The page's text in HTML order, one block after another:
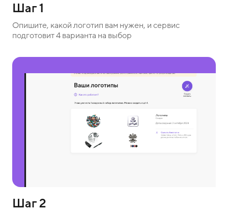
Шаг 1
Опишите, какой логотип вам нужен, и сервис
подготовит 4 варианта на выбор
Шаг 2